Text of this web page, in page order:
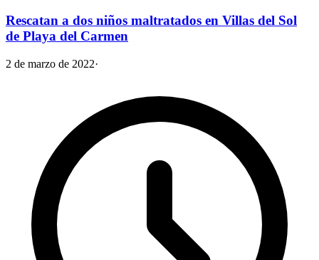
Rescatan a dos niños maltratados en Villas del Sol
de Playa del Carmen
2 de marzo de 2022·